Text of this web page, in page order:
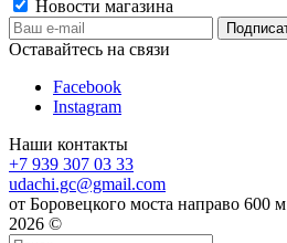
Новости магазина
Оставайтесь на связи
Facebook
Instagram
Наши контакты
+7 939 307 03 33
udachi.gc@gmail.com
от Боровецкого моста направо 600 м
2026 ©